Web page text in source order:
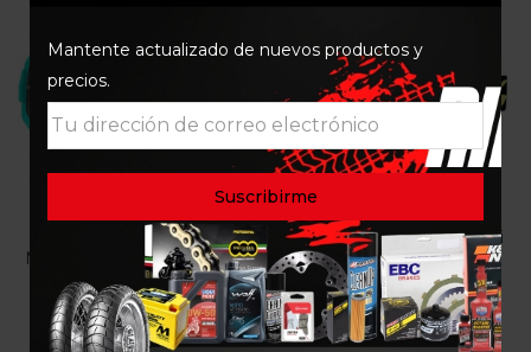
Goggle 100% Strata 2
Maupiti Lente Silver Espejo
2820
$189.900
Goggle 100% Strata 2 Mini
Amarillo Lente Clear 3306
$89.900
Mantente actualizado de nuevos productos y
precios.